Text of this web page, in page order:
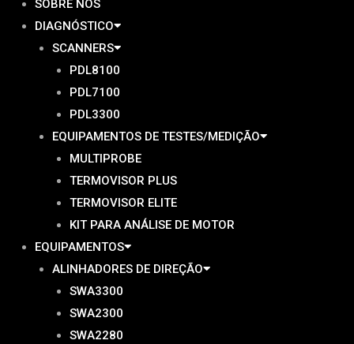
SOBRE NÓS
DIAGNÓSTICO
SCANNERS
PDL8100
PDL7100
PDL3300
EQUIPAMENTOS DE TESTES/MEDIÇÃO
MULTIPROBE
TERMOVISOR PLUS
TERMOVISOR ELITE
KIT PARA ANÁLISE DE MOTOR
EQUIPAMENTOS
ALINHADORES DE DIREÇÃO
SWA3300
SWA2300
SWA2280